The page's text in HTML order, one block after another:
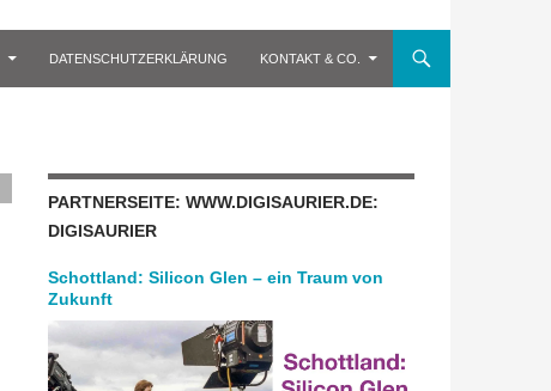
DATENSCHUTZERKLÄRUNG KONTAKT & CO.
PARTNERSEITE: WWW.DIGISAURIER.DE:
DIGISAURIER
Schottland: Silicon Glen – ein Traum von
Zukunft